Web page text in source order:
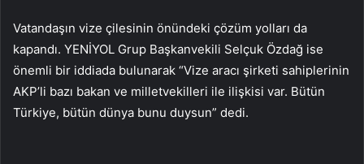
Vatandaşın vize çilesinin önündeki çözüm yolları da
kapandı. YENİYOL Grup Başkanvekili Selçuk Özdağ ise
önemli bir iddiada bulunarak “Vize aracı şirketi sahiplerinin
AKP’li bazı bakan ve milletvekilleri ile ilişkisi var. Bütün
Türkiye, bütün dünya bunu duysun” dedi.